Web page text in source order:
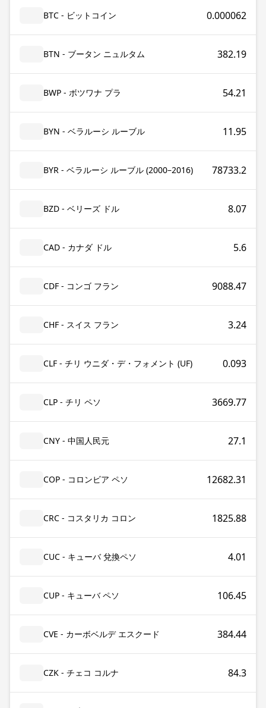
BTC - ビットコイン 0.000062
BTN - ブータン ニュルタム 382.19
BWP - ボツワナ プラ 54.21
BYN - ベラルーシ ルーブル 11.95
BYR - ベラルーシ ルーブル (2000–2016) 78733.2
BZD - ベリーズ ドル 8.07
CAD - カナダ ドル 5.6
CDF - コンゴ フラン 9088.47
CHF - スイス フラン 3.24
CLF - チリ ウニダ・デ・フォメント (UF) 0.093
CLP - チリ ペソ 3669.77
CNY - 中国人民元 27.1
COP - コロンビア ペソ 12682.31
CRC - コスタリカ コロン 1825.88
CUC - キューバ 兌換ペソ 4.01
CUP - キューバ ペソ 106.45
CVE - カーボベルデ エスクード 384.44
CZK - チェコ コルナ 84.3